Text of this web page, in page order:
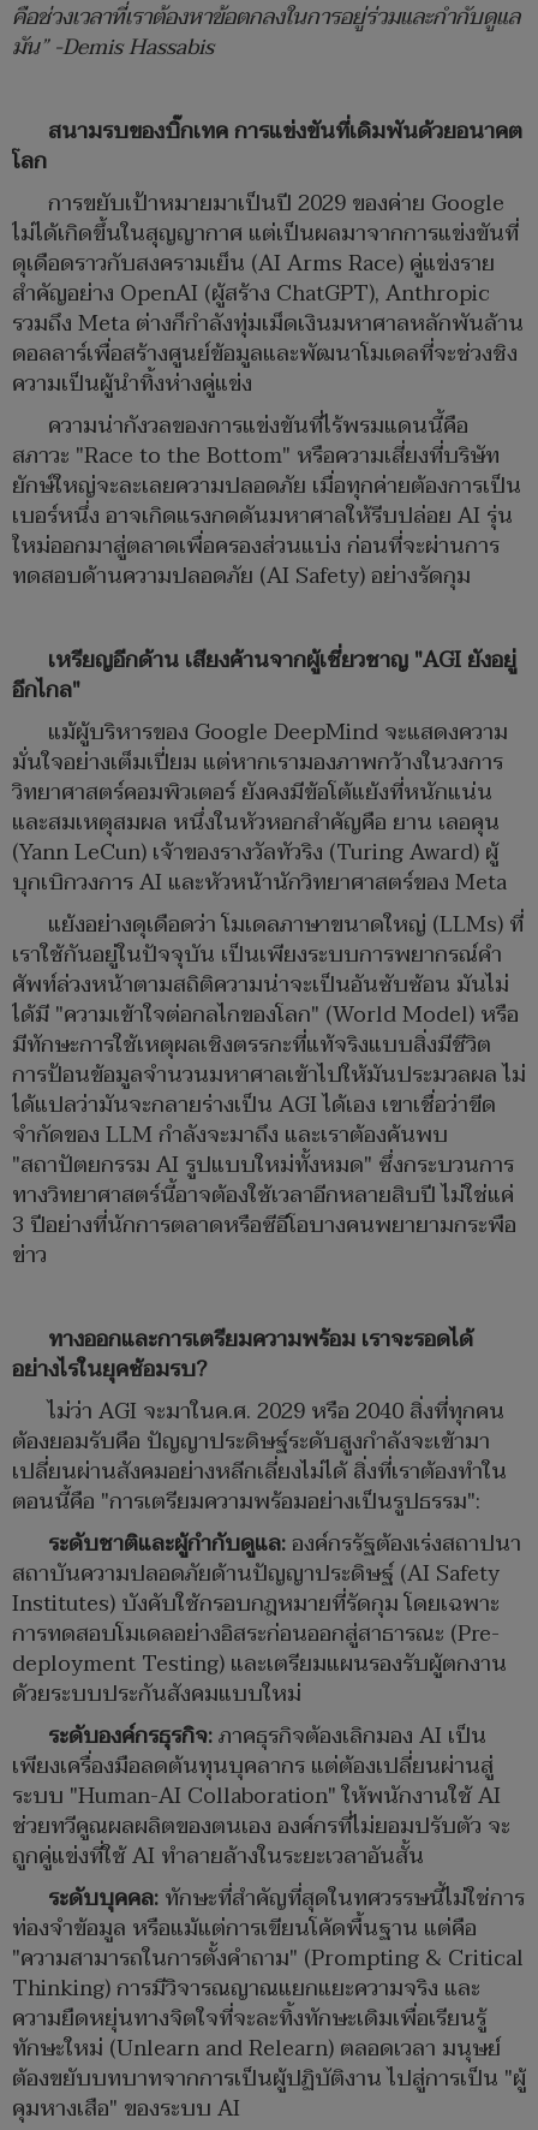
คือช่วงเวลาที่เราต้องหาข้อตกลงในการอยู่ร่วมและกำกับดูแล
มัน” -Demis Hassabis
สนามรบของบิ๊กเทค การแข่งขันที่เดิมพันด้วยอนาคต
โลก
การขยับเป้าหมายมาเป็นปี 2029 ของค่าย Google
ไม่ได้เกิดขึ้นในสุญญากาศ แต่เป็นผลมาจากการแข่งขันที่
ดุเดือดราวกับสงครามเย็น (AI Arms Race) คู่แข่งราย
สำคัญอย่าง OpenAI (ผู้สร้าง ChatGPT), Anthropic
รวมถึง Meta ต่างก็กำลังทุ่มเม็ดเงินมหาศาลหลักพันล้าน
ดอลลาร์เพื่อสร้างศูนย์ข้อมูลและพัฒนาโมเดลที่จะช่วงชิง
ความเป็นผู้นำทิ้งห่างคู่แข่ง
ความน่ากังวลของการแข่งขันที่ไร้พรมแดนนี้คือ
สภาวะ "Race to the Bottom" หรือความเสี่ยงที่บริษัท
ยักษ์ใหญ่จะละเลยความปลอดภัย เมื่อทุกค่ายต้องการเป็น
เบอร์หนึ่ง อาจเกิดแรงกดดันมหาศาลให้รีบปล่อย AI รุ่น
ใหม่ออกมาสู่ตลาดเพื่อครองส่วนแบ่ง ก่อนที่จะผ่านการ
ทดสอบด้านความปลอดภัย (AI Safety) อย่างรัดกุม
เหรียญอีกด้าน เสียงค้านจากผู้เชี่ยวชาญ "AGIยังอยู่
อีกไกล"
แม้ผู้บริหารของ Google DeepMind จะแสดงความ
มั่นใจอย่างเต็มเปี่ยม แต่หากเรามองภาพกว้างในวงการ
วิทยาศาสตร์คอมพิวเตอร์ ยังคงมีข้อโต้แย้งที่หนักแน่น
และสมเหตุสมผล หนึ่งในหัวหอกสำคัญคือ ยาน เลอคุน
(Yann LeCun) เจ้าของรางวัลทัวริง (Turing Award) ผู้
บุกเบิกวงการ AI และหัวหน้านักวิทยาศาสตร์ของ Meta
แย้งอย่างดุเดือดว่า โมเดลภาษาขนาดใหญ่ (LLMs) ที่
เราใช้กันอยู่ในปัจจุบัน เป็นเพียงระบบการพยากรณ์คำ
ศัพท์ล่วงหน้าตามสถิติความน่าจะเป็นอันซับซ้อน มันไม่
ได้มี "ความเข้าใจต่อกลไกของโลก" (World Model) หรือ
มีทักษะการใช้เหตุผลเชิงตรรกะที่แท้จริงแบบสิ่งมีชีวิต
การป้อนข้อมูลจำนวนมหาศาลเข้าไปให้มันประมวลผล ไม่
ได้แปลว่ามันจะกลายร่างเป็น AGI ได้เอง เขาเชื่อว่าขีด
จำกัดของ LLM กำลังจะมาถึง และเราต้องค้นพบ
"สถาปัตยกรรม AI รูปแบบใหม่ทั้งหมด" ซึ่งกระบวนการ
ทางวิทยาศาสตร์นี้อาจต้องใช้เวลาอีกหลายสิบปี ไม่ใช่แค่
3 ปีอย่างที่นักการตลาดหรือซีอีโอบางคนพยายามกระพือ
ข่าว
ทางออกและการเตรียมความพร้อม เราจะรอดได้
อย่างไรในยุคซ้อมรบ?
ไม่ว่า AGI จะมาในค.ศ. 2029 หรือ 2040 สิ่งที่ทุกคน
ต้องยอมรับคือ ปัญญาประดิษฐ์ระดับสูงกำลังจะเข้ามา
เปลี่ยนผ่านสังคมอย่างหลีกเลี่ยงไม่ได้ สิ่งที่เราต้องทำใน
ตอนนี้คือ "การเตรียมความพร้อมอย่างเป็นรูปธรรม":
ระดับชาติและผู้กำกับดูแล:องค์กรรัฐต้องเร่งสถาปนา
สถาบันความปลอดภัยด้านปัญญาประดิษฐ์ (AI Safety
Institutes) บังคับใช้กรอบกฎหมายที่รัดกุม โดยเฉพาะ
การทดสอบโมเดลอย่างอิสระก่อนออกสู่สาธารณะ (Pre-
deployment Testing) และเตรียมแผนรองรับผู้ตกงาน
ด้วยระบบประกันสังคมแบบใหม่
ระดับองค์กรธุรกิจ:ภาคธุรกิจต้องเลิกมอง AI เป็น
เพียงเครื่องมือลดต้นทุนบุคลากร แต่ต้องเปลี่ยนผ่านสู่
ระบบ "Human-AI Collaboration" ให้พนักงานใช้ AI
ช่วยทวีคูณผลผลิตของตนเอง องค์กรที่ไม่ยอมปรับตัว จะ
ถูกคู่แข่งที่ใช้ AI ทำลายล้างในระยะเวลาอันสั้น
ระดับบุคคล:ทักษะที่สำคัญที่สุดในทศวรรษนี้ไม่ใช่การ
ท่องจำข้อมูล หรือแม้แต่การเขียนโค้ดพื้นฐาน แต่คือ
"ความสามารถในการตั้งคำถาม" (Prompting & Critical
Thinking) การมีวิจารณญาณแยกแยะความจริง และ
ความยืดหยุ่นทางจิตใจที่จะละทิ้งทักษะเดิมเพื่อเรียนรู้
ทักษะใหม่ (Unlearn and Relearn) ตลอดเวลา มนุษย์
ต้องขยับบทบาทจากการเป็นผู้ปฏิบัติงาน ไปสู่การเป็น "ผู้
คุมหางเสือ" ของระบบ AI